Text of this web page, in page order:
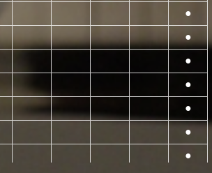
●
●
●
●
●
●
●